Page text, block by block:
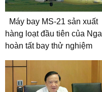
Máy bay MS-21 sản xuất
hàng loạt đầu tiên của Nga
hoàn tất bay thử nghiệm